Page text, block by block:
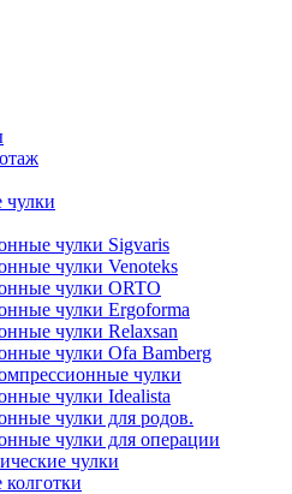
чулки
чулки Sigvaris
чулки Venoteks
чулки ORTO
чулки Ergoforma
чулки Relaxsan
чулки Ofa Bamberg
чулки
чулки Idealista
чулки для родов.
чулки для операции
чулки